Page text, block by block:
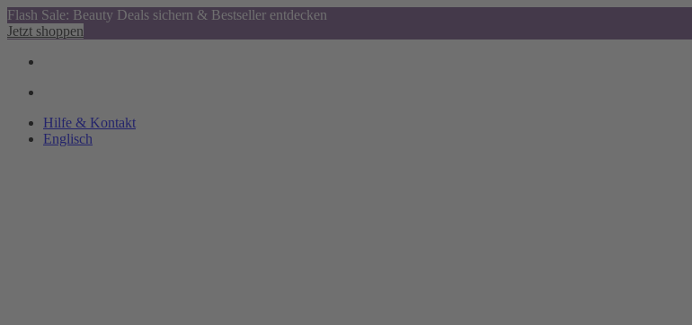
Flash Sale: Beauty Deals sichern & Bestseller entdecken
Jetzt shoppen
Hilfe & Kontakt
Englisch